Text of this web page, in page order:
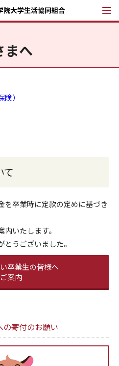
西南女学院大学
まへ
）
て
を卒業時に定款の定めに基づき
いたします。
うございました。
卒業生の皆様へ
案内
の寄付のお願い